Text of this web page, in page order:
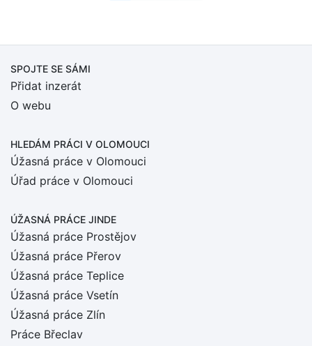
SPOJTE SE SÁMI
Přidat inzerát
O webu
HLEDÁM PRÁCI V OLOMOUCI
Úžasná práce v Olomouci
Úřad práce v Olomouci
ÚŽASNÁ PRÁCE JINDE
Úžasná práce Prostějov
Úžasná práce Přerov
Úžasná práce Teplice
Úžasná práce Vsetín
Úžasná práce Zlín
Práce Břeclav